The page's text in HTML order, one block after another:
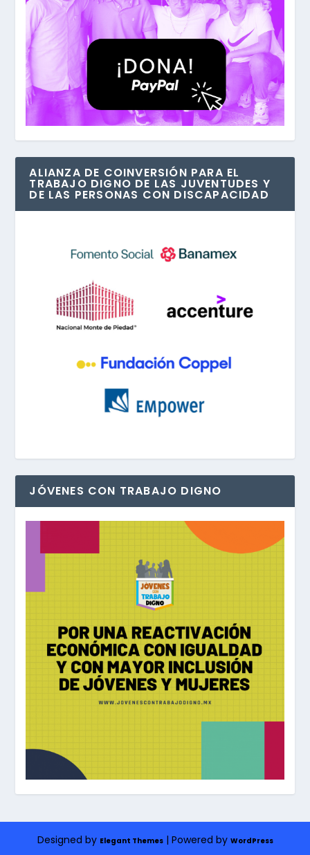
ALIANZA DE COINVERSIÓN PARA EL
TRABAJO DIGNO DE LAS JUVENTUDES Y
DE LAS PERSONAS CON DISCAPACIDAD
JÓVENES CON TRABAJO DIGNO
Designed by Elegant Themes| Powered by WordPress